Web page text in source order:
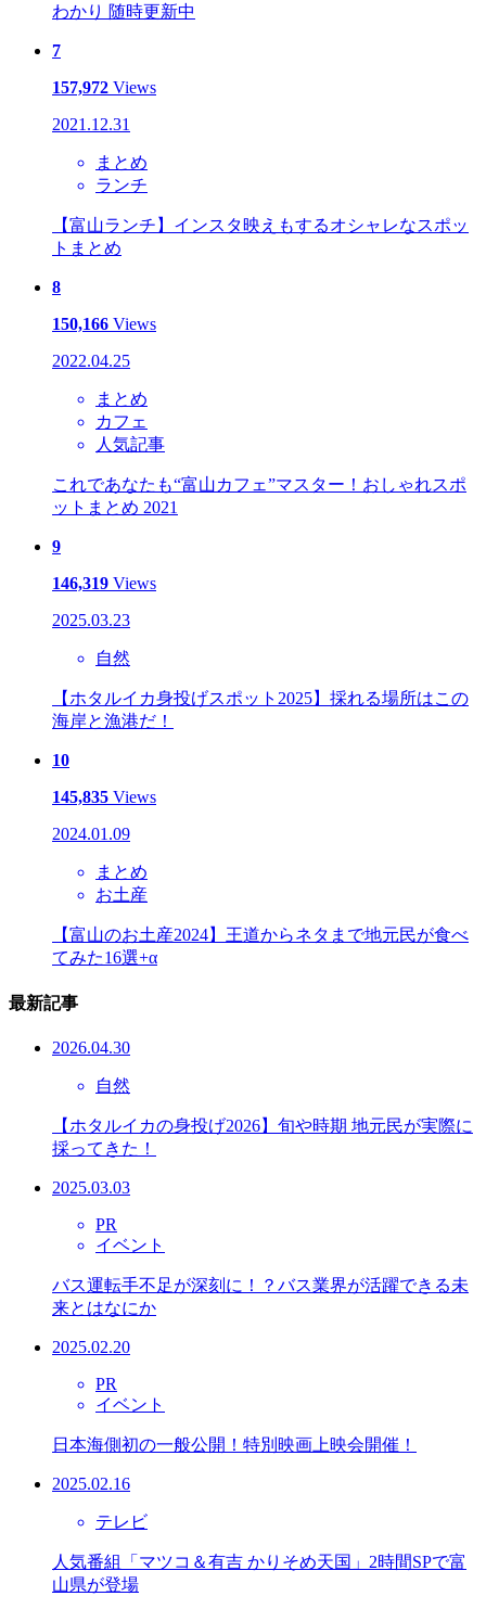
わかり 随時更新中
7
157,972 Views
2021.12.31
まとめ
ランチ
【富山ランチ】インスタ映えもするオシャレなスポッ
トまとめ
8
150,166 Views
2022.04.25
まとめ
カフェ
人気記事
これであなたも“富山カフェ”マスター！おしゃれスポ
ットまとめ 2021
9
146,319 Views
2025.03.23
自然
【ホタルイカ身投げスポット2025】採れる場所はこの
海岸と漁港だ！
10
145,835 Views
2024.01.09
まとめ
お土産
【富山のお土産2024】王道からネタまで地元民が食べ
てみた16選+α
最新記事
2026.04.30
自然
【ホタルイカの身投げ2026】旬や時期 地元民が実際に
採ってきた！
2025.03.03
PR
イベント
バス運転手不足が深刻に！？バス業界が活躍できる未
来とはなにか
2025.02.20
PR
イベント
日本海側初の一般公開！特別映画上映会開催！
2025.02.16
テレビ
人気番組「マツコ＆有吉 かりそめ天国」2時間SPで富
山県が登場